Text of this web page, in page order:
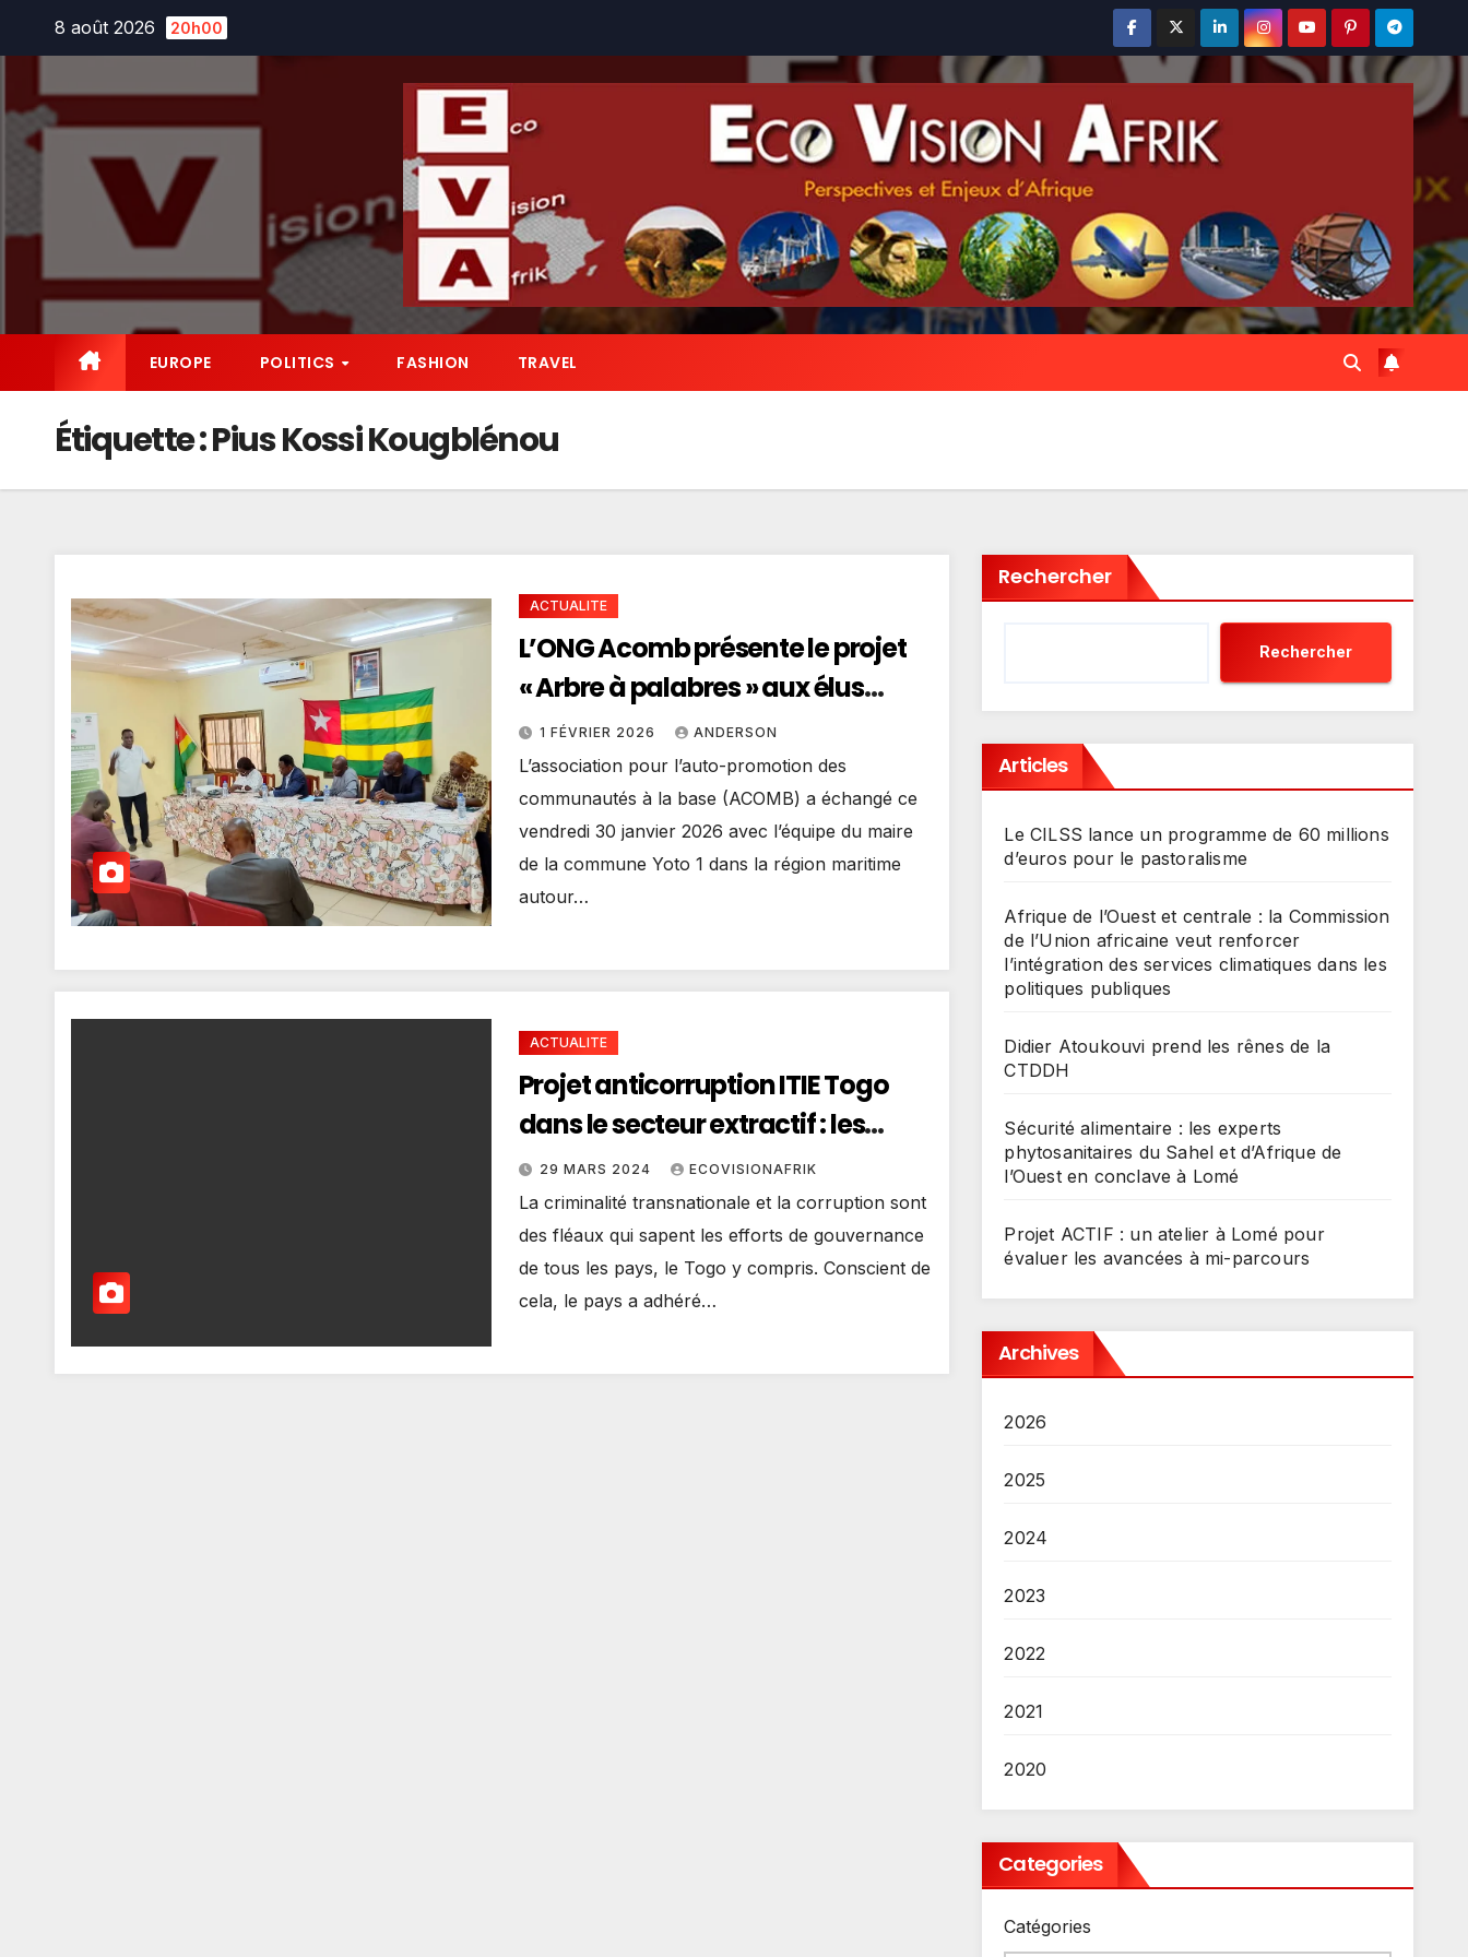
8 août 2026 20h00
EUROPE POLITICS FASHION TRAVEL
Étiquette :Pius Kossi Kougblénou
ACTUALITE
L’ONG Acomb présente le projet
« Arbre à palabres » aux élus
locaux de Yoto 1 et Vo 4
1 FÉVRIER 2026 ANDERSON
L’association pour l’auto-promotion des
communautés à la base (ACOMB) a échangé ce
vendredi 30 janvier 2026 avec l’équipe du maire
de la commune Yoto 1 dans la région maritime
autour…
ACTUALITE
Projet anticorruption ITIE Togo
dans le secteur extractif : les
solutions dévoilées par CENTIF
Togo conformément à l’exigence
2.5 de la norme ITIE
29 MARS 2024 ECOVISIONAFRIK
La criminalité transnationale et la corruption sont
des fléaux qui sapent les efforts de gouvernance
de tous les pays, le Togo y compris. Conscient de
cela, le pays a adhéré…
Rechercher
Rechercher
Articles
Le CILSS lance un programme de 60 millions
d’euros pour le pastoralisme
Afrique de l’Ouest et centrale : la Commission
de l’Union africaine veut renforcer
l’intégration des services climatiques dans les
politiques publiques
Didier Atoukouvi prend les rênes de la
CTDDH
Sécurité alimentaire : les experts
phytosanitaires du Sahel et d’Afrique de
l’Ouest en conclave à Lomé
Projet ACTIF : un atelier à Lomé pour
évaluer les avancées à mi-parcours
Archives
2026
2025
2024
2023
2022
2021
2020
Categories
Catégories